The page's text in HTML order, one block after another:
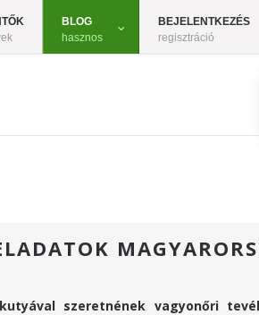
BLOG
hasznos
BEJELENTKEZÉS
regisztráció
kutyával szeretnének vagyonőri